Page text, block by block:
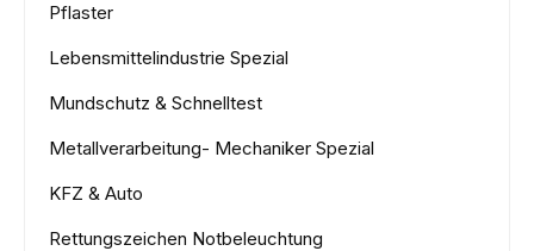
Pflaster
Lebensmittelindustrie Spezial
Mundschutz & Schnelltest
Metallverarbeitung- Mechaniker Spezial
KFZ & Auto
Rettungszeichen Notbeleuchtung